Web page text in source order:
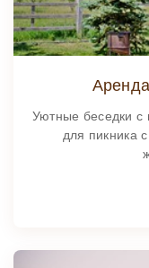
Уютные беседки
для пикника